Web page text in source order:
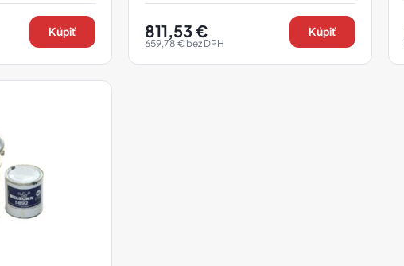
Kúpiť 811,53€
659,78€ bez DPH
Kúpiť